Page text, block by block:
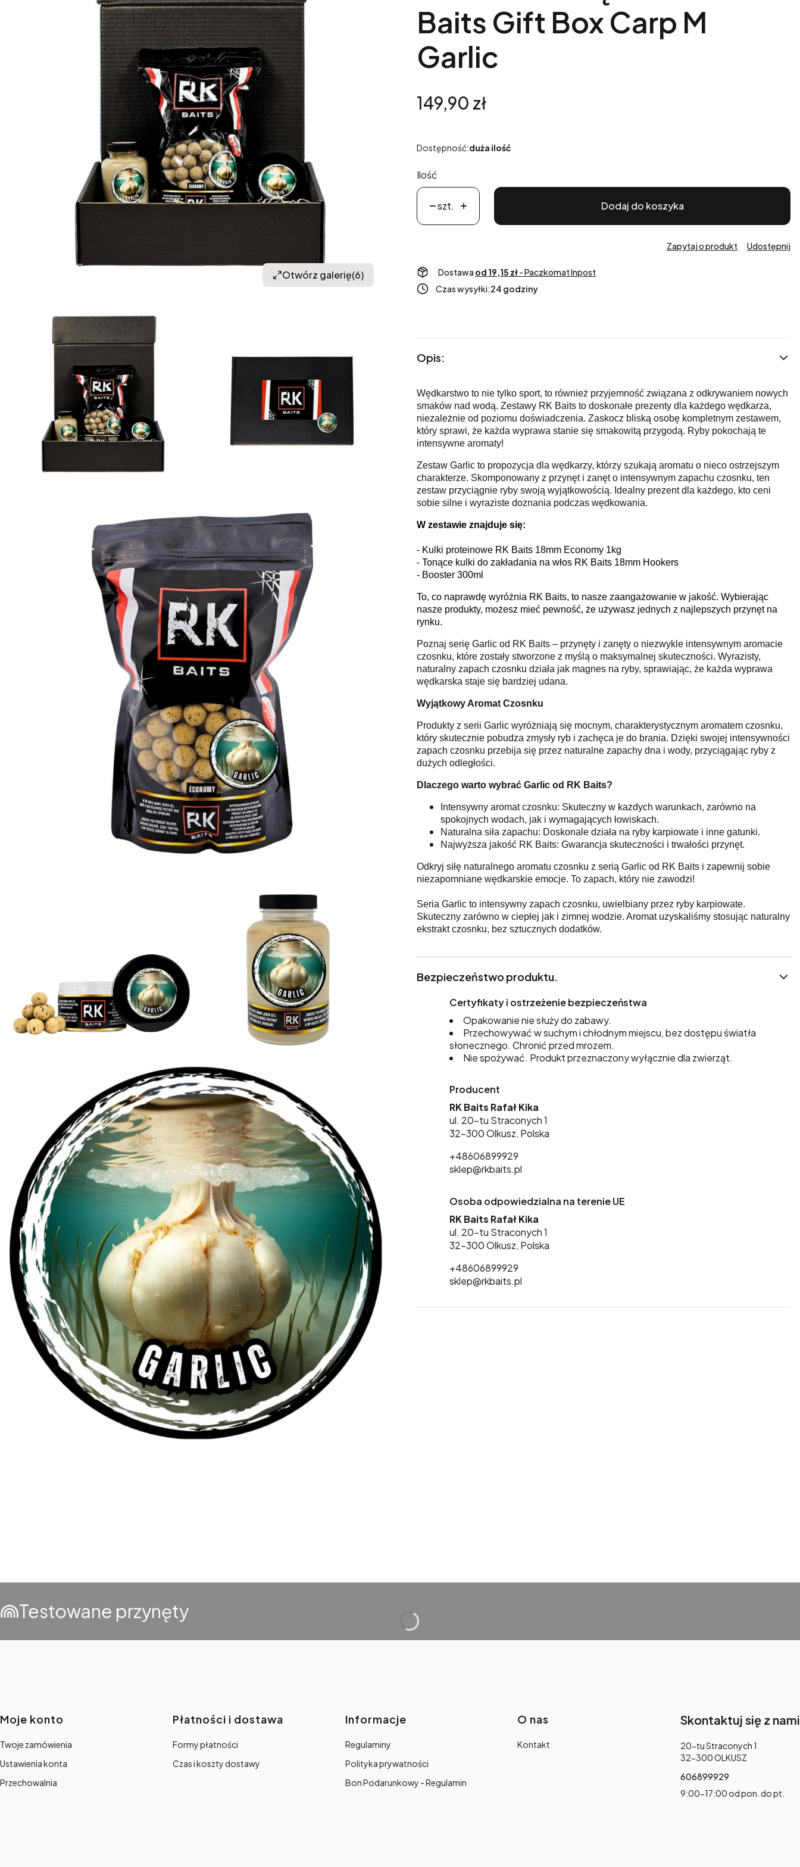
Otwórz galerię(6)
Baits Gift Box Carp M
Garlic
Cena
149,90 zł
Dostępność:duża ilość
Ilość
szt. Dodaj do koszyka
Zapytaj o produkt Udostępnij
Dostawa od 19,15 zł- Paczkomat Inpost
Czas wysyłki:24 godziny
Opis:
Wędkarstwo to nie tylko sport, to również przyjemność związana z odkrywaniem nowych
smaków nad wodą. Zestawy RK Baits to doskonałe prezenty dla każdego wędkarza,
niezależnie od poziomu doświadczenia. Zaskocz bliską osobę kompletnym zestawem,
który sprawi, że każda wyprawa stanie się smakowitą przygodą. Ryby pokochają te
intensywne aromaty!
Zestaw Garlic to propozycja dla wędkarzy, którzy szukają aromatu o nieco ostrzejszym
charakterze. Skomponowany z przynęt i zanęt o intensywnym zapachu czosnku, ten
zestaw przyciągnie ryby swoją wyjątkowością. Idealny prezent dla każdego, kto ceni
sobie silne i wyraziste doznania podczas wędkowania.
W zestawie znajduje się:
- Kulki proteinowe RK Baits 18mm Economy 1kg
- Tonące kulki do zakładania na włos RK Baits 18mm Hookers
- Booster 300ml
To, co naprawdę wyróżnia RK Baits, to nasze zaangażowanie w jakość. Wybierając
nasze produkty, możesz mieć pewność, że używasz jednych z najlepszych przynęt na
rynku.
Poznaj serię Garlic od RK Baits – przynęty i zanęty o niezwykle intensywnym aromacie
czosnku, które zostały stworzone z myślą o maksymalnej skuteczności. Wyrazisty,
naturalny zapach czosnku działa jak magnes na ryby, sprawiając, że każda wyprawa
wędkarska staje się bardziej udana.
Wyjątkowy Aromat Czosnku
Produkty z serii Garlic wyróżniają się mocnym, charakterystycznym aromatem czosnku,
który skutecznie pobudza zmysły ryb i zachęca je do brania. Dzięki swojej intensywności
zapach czosnku przebija się przez naturalne zapachy dna i wody, przyciągając ryby z
dużych odległości.
Dlaczego warto wybrać Garlic od RK Baits?
Intensywny aromat czosnku: Skuteczny w każdych warunkach, zarówno na
spokojnych wodach, jak i wymagających łowiskach.
Naturalna siła zapachu: Doskonale działa na ryby karpiowate i inne gatunki.
Najwyższa jakość RK Baits: Gwarancja skuteczności i trwałości przynęt.
Odkryj siłę naturalnego aromatu czosnku z serią Garlic od RK Baits i zapewnij sobie
niezapomniane wędkarskie emocje. To zapach, który nie zawodzi!
Seria Garlic to intensywny zapach czosnku, uwielbiany przez ryby karpiowate.
Skuteczny zarówno w ciepłej jak i zimnej wodzie. Aromat uzyskaliśmy stosując naturalny
ekstrakt czosnku, bez sztucznych dodatków.
Bezpieczeństwo produktu.
Certyfikaty i ostrzeżenie bezpieczeństwa
Opakowanie nie służy do zabawy.
Przechowywać w suchym i chłodnym miejscu, bez dostępu światła
słonecznego. Chronić przed mrozem.
Nie spożywać. Produkt przeznaczony wyłącznie dla zwierząt.
Producent
RK Baits Rafał Kika
ul. 20-tu Straconych 1
32-300 Olkusz, Polska
+48606899929
sklep@rkbaits.pl
Osoba odpowiedzialna na terenie UE
RK Baits Rafał Kika
ul. 20-tu Straconych 1
32-300 Olkusz, Polska
+48606899929
sklep@rkbaits.pl
Testowane przynęty
Linki w stopce
Moje konto
Twoje zamówienia
Ustawienia konta
Przechowalnia
Płatności i dostawa
Formy płatności
Czas i koszty dostawy
Informacje
Regulaminy
Polityka prywatności
Bon Podarunkowy - Regulamin
O nas
Kontakt
Skontaktuj się z nami
Adres:
20-tu Straconych 1
32-300 OLKUSZ
606899929
9:00-17:00 od pon. do pt.